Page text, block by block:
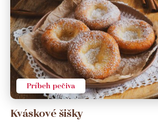
Príbeh pečiva
Kváskové šišky